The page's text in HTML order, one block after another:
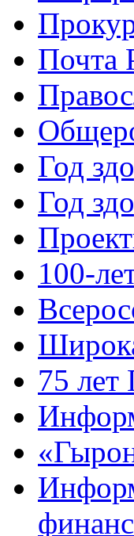
Почта
Год
Год
100-
75 лет